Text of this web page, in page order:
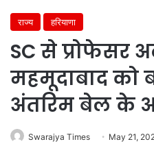
राज्य हरियाणा
SC से प्रोफेसर
महमूदाबाद को
अंतरिम बेल के
Swarajya Times May 21,